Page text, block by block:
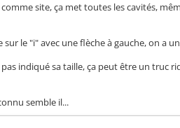
site, ça met toutes les cavités,
sur le "i" avec une flèche à gauche, on a
indiqué sa taille, ça peut être un truc
semble il...